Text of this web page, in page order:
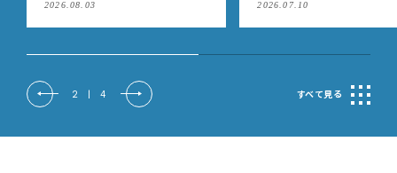
2026.08.03 2026.07.10
2 | 4 すべて見る